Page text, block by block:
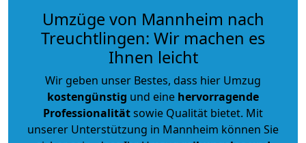
Umzüge von Mannheim nach
Treuchtlingen: Wir machen es
Ihnen leicht
Wir geben unser Bestes, dass hier Umzug
kostengünstig und eine hervorragende
Professionalitätsowie Qualität bietet. Mit
unserer Unterstützung in Mannheim können Sie